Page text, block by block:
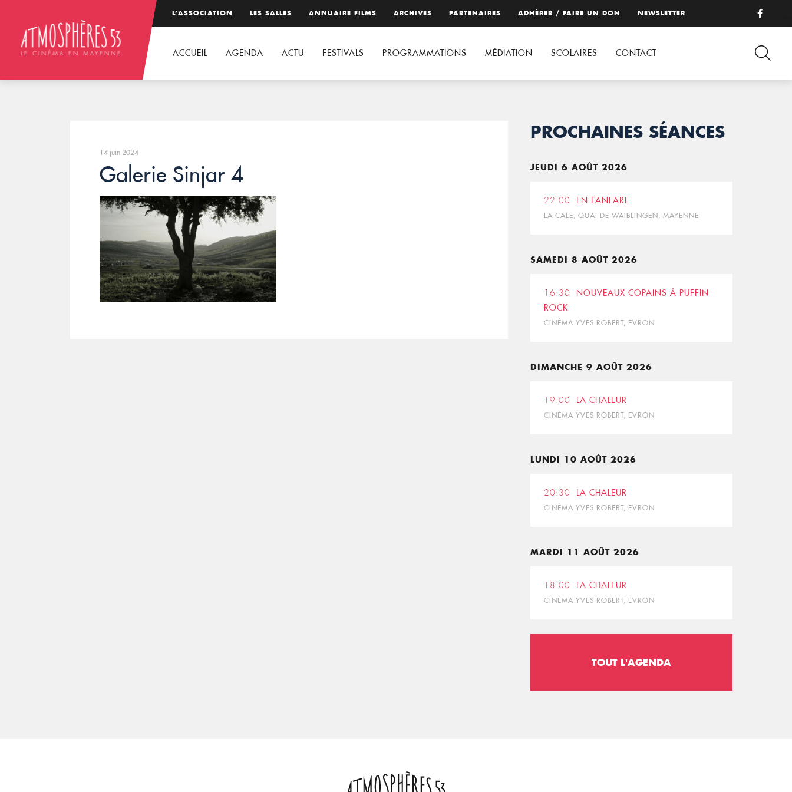
L’ASSOCIATION LES SALLES ANNUAIRE FILMS ARCHIVES PARTENAIRES ADHÉRER / FAIRE UN DON NEWSLETTER
ACCUEIL AGENDA ACTU FESTIVALS PROGRAMMATIONS MÉDIATION SCOLAIRES CONTACT
14 juin 2024
Galerie Sinjar 4
PROCHAINES SÉANCES
JEUDI 6 AOÛT 2026
22:00 EN FANFARE
LA CALE, QUAI DE WAIBLINGEN, MAYENNE
SAMEDI 8 AOÛT 2026
16:30
NOUVEAUX COPAINS À PUFFIN
ROCK
CINÉMA YVES ROBERT, EVRON
DIMANCHE 9 AOÛT 2026
19:00 LA CHALEUR
CINÉMA YVES ROBERT, EVRON
LUNDI 10 AOÛT 2026
20:30 LA CHALEUR
CINÉMA YVES ROBERT, EVRON
MARDI 11 AOÛT 2026
18:00 LA CHALEUR
CINÉMA YVES ROBERT, EVRON
TOUT L'AGENDA